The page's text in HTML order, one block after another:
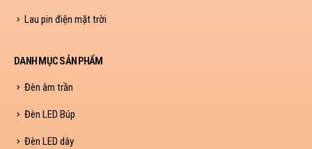
Lau pin điện mặt trời
DANH MỤC SẢN PHẨM
Đèn âm trần
Đèn LED Búp
Đèn LED dây